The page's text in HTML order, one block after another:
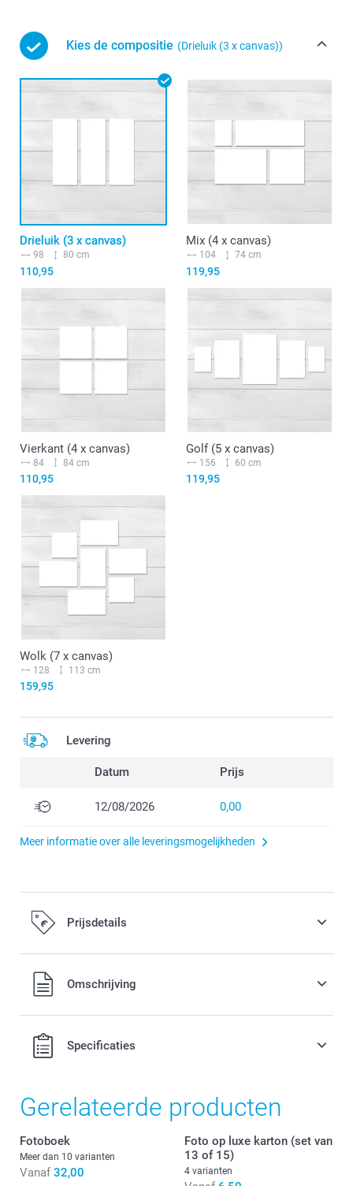
Kies de compositie (Drieluik (3 x canvas))
Drieluik (3 x canvas)
98 80 cm
110,95
Mix (4 x canvas)
104 74 cm
119,95
Vierkant (4 x canvas)
84 84 cm
110,95
Golf (5 x canvas)
156 60 cm
119,95
Wolk (7 x canvas)
128 113 cm
159,95
Levering
Datum Prijs
12/08/2026 0,00
Meer informatie over alle leveringsmogelijkheden
Prijsdetails
Alle prijzen zijn inclusief BTW
Omschrijving
Specificaties
Gerelateerde producten
Fotoboek
Meer dan 10 varianten
Vanaf 32,00
Foto op luxe karton (set van
13 of 15)
4 varianten